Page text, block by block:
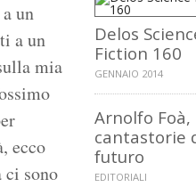
un
a un
mia
ecco
ci sono
Delos
Fiction 160
GENNAIO 2014
Arnolfo Foà,
cantastorie
futuro
EDITORIALI